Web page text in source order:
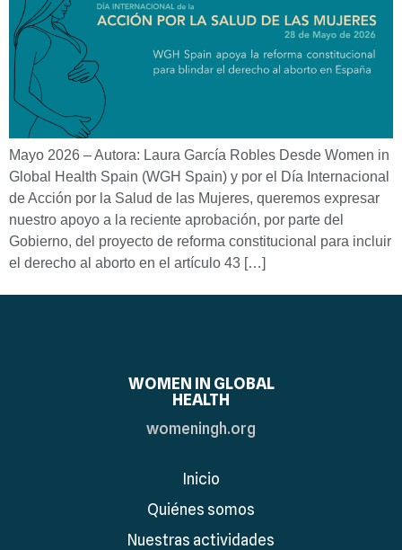
Mayo 2026 – Autora: Laura García Robles Desde Women in
Global Health Spain (WGH Spain) y por el Día Internacional
de Acción por la Salud de las Mujeres, queremos expresar
nuestro apoyo a la reciente aprobación, por parte del
Gobierno, del proyecto de reforma constitucional para incluir
el derecho al aborto en el artículo 43 […]
WOMEN IN GLOBAL
HEALTH
womeningh.org
Inicio
Quiénes somos
Nuestras actividades